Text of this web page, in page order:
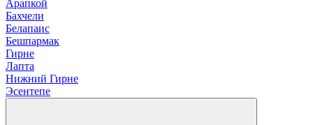
Арапкой
Бахчели
Белапаис
Бешпармак
Гирне
Лапта
Нижний Гирне
Эсентепе